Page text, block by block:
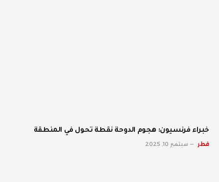
خبراء فرنسيون: هجوم الدوحة نقطة تحول في المنطقة
قطر سبتمبر 10, 2025